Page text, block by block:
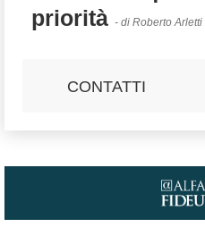
priorità - di Roberto Arletti
CONTATTI
UFFICIO DEL